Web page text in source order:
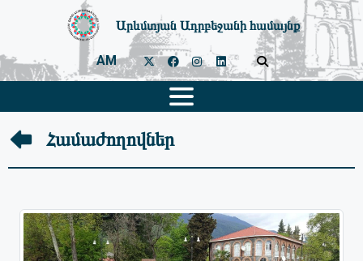
Արևմտյան Ադրբեջանի համայնք
AM
Համաժողովներ